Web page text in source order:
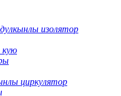
изолятор
кую
циркулятор